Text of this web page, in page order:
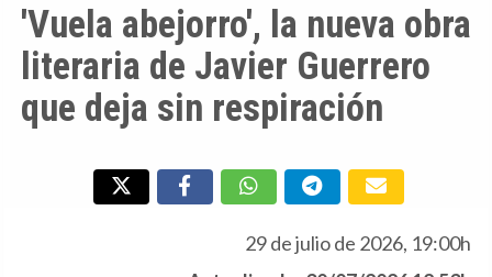
'Vuela abejorro', la nueva obra
literaria de Javier Guerrero
que deja sin respiración
29 de julio de 2026, 19:00h